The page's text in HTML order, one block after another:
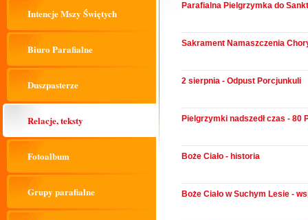
Intencje Mszy Świętych
Biuro Parafialne
Duszpasterze
Relacje, teksty
Fotoalbum
Grupy parafialne
Parafialna Pielgrzymka do
Sakrament Namaszczenia
2 sierpnia - Odpust Porcjunkuli
Pielgrzymki nadszedł czas -
Boże Ciało - historia
Boże Ciało w Suchym Lesie -